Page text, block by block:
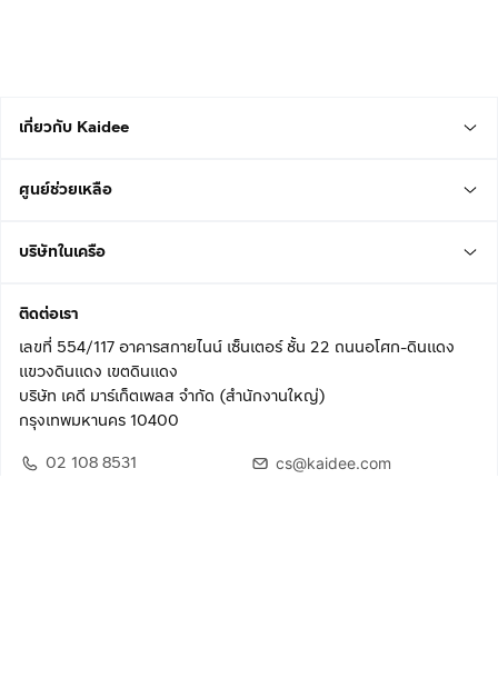
เกี่ยวกับ Kaidee
ศูนย์ช่วยเหลือ
บริษัทในเครือ
ติดต่อเรา
เลขที่ 554/117 อาคารสกายไนน์ เซ็นเตอร์ ชั้น 22 ถนนอโศก-ดินแดง
แขวงดินแดง เขตดินแดง
บริษัท เคดี มาร์เก็ตเพลส จำกัด (สำนักงานใหญ่)
กรุงเทพมหานคร 10400
02 108 8531
cs@kaidee.com